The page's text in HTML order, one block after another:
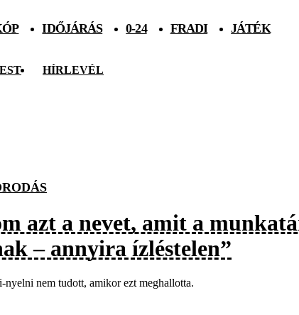
IDŐJÁRÁS 0-24 FRADI JÁTÉK
HÍRLEVÉL
azt a nevet, amit a
– annyira ízléstelen”
nem tudott, amikor ezt meghallotta.